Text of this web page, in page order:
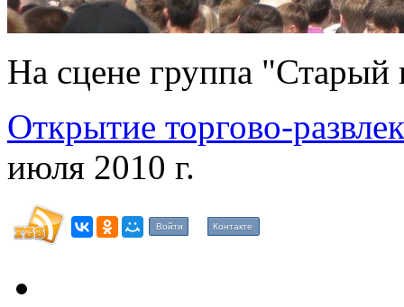
На сцене группа "Старый
Открытие торгово-
июля 2010 г.
Войти Контакте